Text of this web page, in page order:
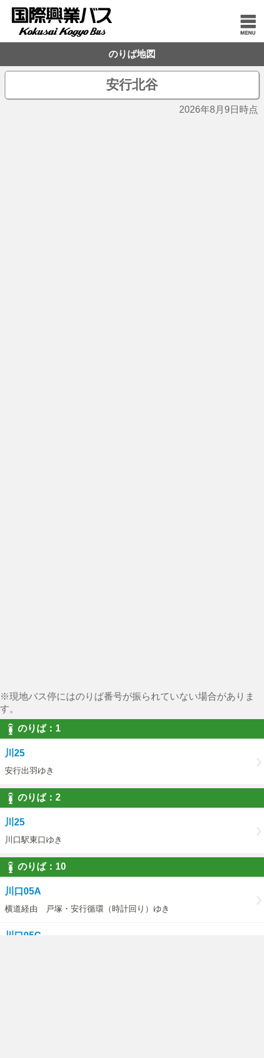
のりば地図
安行北谷
2026年8月9日時点
※現地バス停にはのりば番号が振られていない場合がありま
す。
のりば：1
川25
安行出羽ゆき
のりば：2
川25
川口駅東口ゆき
のりば：10
川口05A
横道経由 戸塚・安行循環（時計回り）ゆき
川口05C